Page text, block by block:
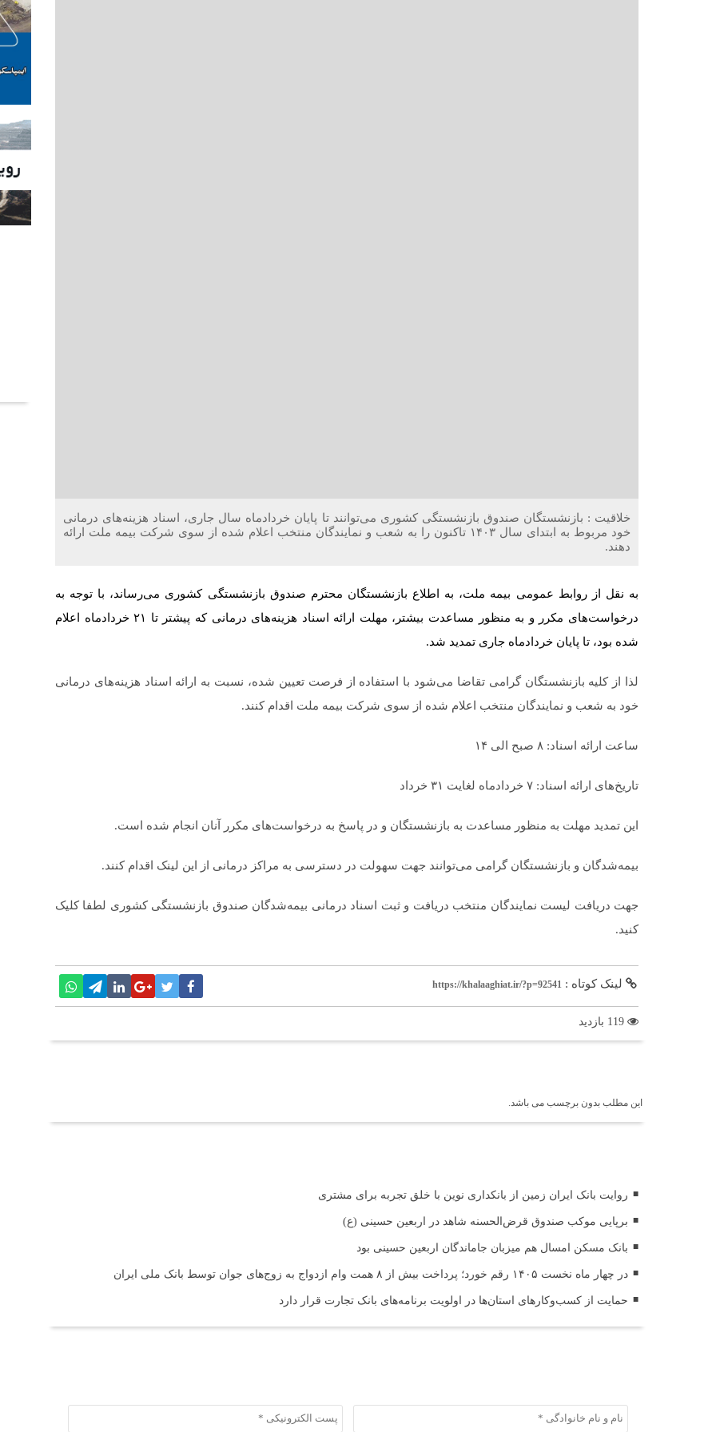
خلاقیت : بازنشستگان صندوق بازنشستگی کشوری می‌توانند تا پایان خردادماه سال جاری، اسناد هزینه‌های درمانی
خود مربوط به ابتدای سال ۱۴۰۳ تاکنون را به شعب و نمایندگان منتخب اعلام شده از سوی شرکت بیمه ملت ارائه
دهند.
به نقل از روابط عمومی بیمه ملت، به اطلاع بازنشستگان محترم صندوق بازنشستگی کشوری می‌رساند، با توجه به
درخواست‌های مکرر و به منظور مساعدت بیشتر، مهلت ارائه اسناد هزینه‌های درمانی که پیشتر تا ۲۱ خردادماه اعلام
شده بود، تا پایان خردادماه جاری تمدید شد.
لذا از کلیه بازنشستگان گرامی تقاضا می‌شود با استفاده از فرصت تعیین شده، نسبت به ارائه اسناد هزینه‌های درمانی
خود به شعب و نمایندگان منتخب اعلام شده از سوی شرکت بیمه ملت اقدام کنند.
ساعت ارائه اسناد: ۸ صبح الی ۱۴
تاریخ‌های ارائه اسناد: ۷ خردادماه لغایت ۳۱ خرداد
این تمدید مهلت به منظور مساعدت به بازنشستگان و در پاسخ به درخواست‌های مکرر آنان انجام شده است.
بیمه‌شدگان و بازنشستگان گرامی می‌توانند جهت سهولت در دسترسی به مراکز درمانی از این لینک اقدام کنند.
جهت دریافت لیست نمایندگان منتخب دریافت و ثبت اسناد درمانی بیمه‌شدگان صندوق بازنشستگی کشوری لطفا کلیک
کنید.
لینک کوتاه : https://khalaaghiat.ir/?p=92541
این مطلب بدون برچسب می باشد.
روایت بانک ایران زمین از بانکداری نوین با خلق تجربه برای مشتری
برپایی موکب صندوق قرض‌الحسنه شاهد در اربعین حسینی (ع)
بانک مسکن امسال هم میزبان جاماندگان اربعین حسینی بود
در چهار ماه نخست ۱۴۰۵ رقم خورد؛ پرداخت بیش از ۸ همت وام ازدواج به زوج‌های جوان توسط بانک ملی ایران
حمایت از کسب‌وکارهای استان‌ها در اولویت برنامه‌های بانک تجارت قرار دارد